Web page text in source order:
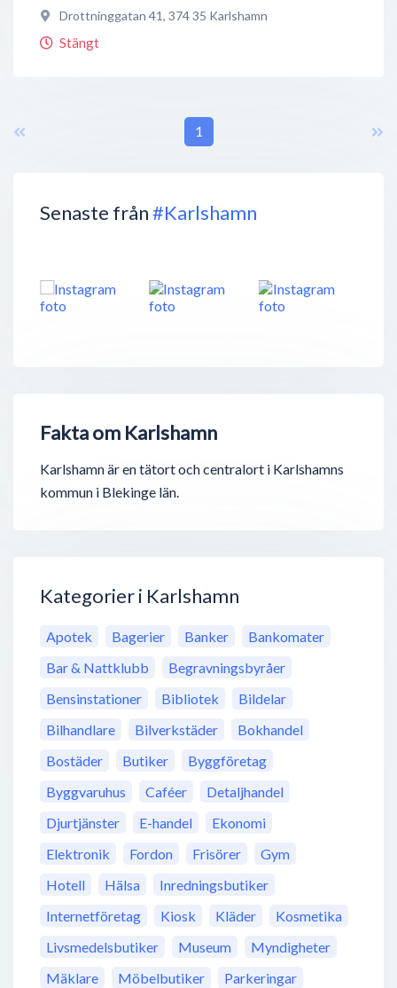
Senaste från#Karlshamn
Fakta om Karlshamn
Karlshamn är en tätort och centralort i Karlshamns
kommun i Blekinge län.
Kategorier i Karlshamn
Apotek Bagerier Banker
Bankomater
Bar & Nattklubb
Begravningsbyråer
Bensinstationer
Bibliotek
Bildelar
Bilhandlare
Bilverkstäder
Bokhandel
Bostäder
Butiker
Byggföretag
Byggvaruhus
Caféer
Detaljhandel
Djurtjänster
E-handel
Ekonomi
Elektronik
Fordon Frisörer
Gym
Hotell
Hälsa
Inredningsbutiker
Internetföretag
Kiosk Kläder
Kosmetika
Livsmedelsbutiker
Museum
Myndigheter
Mäklare
Möbelbutiker
Parkeringar
Drottninggatan 41, 374 35 Karlshamn
Stängt
1